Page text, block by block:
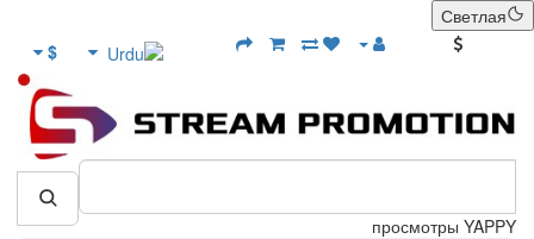
Светлая
$
просмотры YAPPY